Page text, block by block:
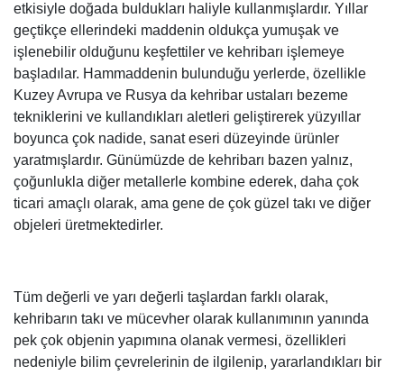
etkisiyle doğada buldukları haliyle kullanmışlardır. Yıllar
geçtikçe ellerindeki maddenin oldukça yumuşak ve
işlenebilir olduğunu keşfettiler ve kehribarı işlemeye
başladılar. Hammaddenin bulunduğu yerlerde, özellikle
Kuzey Avrupa ve Rusya da kehribar ustaları bezeme
tekniklerini ve kullandıkları aletleri geliştirerek yüzyıllar
boyunca çok nadide, sanat eseri düzeyinde ürünler
yaratmışlardır. Günümüzde de kehribarı bazen yalnız,
çoğunlukla diğer metallerle kombine ederek, daha çok
ticari amaçlı olarak, ama gene de çok güzel takı ve diğer
objeleri üretmektedirler.
Tüm değerli ve yarı değerli taşlardan farklı olarak,
kehribarın takı ve mücevher olarak kullanımının yanında
pek çok objenin yapımına olanak vermesi, özellikleri
nedeniyle bilim çevrelerinin de ilgilenip, yararlandıkları bir